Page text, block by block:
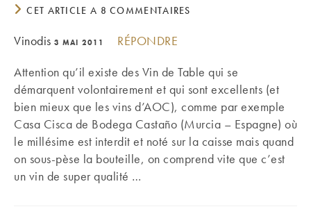
CET ARTICLE A 8 COMMENTAIRES
Vinodis 3 MAI 2011
RÉPONDRE
Attention qu’il existe des Vin de Table qui se
démarquent volontairement et qui sont excellents (et
bien mieux que les vins d’AOC), comme par exemple
Casa Cisca de Bodega Castaño (Murcia – Espagne) où
le millésime est interdit et noté sur la caisse mais quand
on sous-pèse la bouteille, on comprend vite que c’est
un vin de super qualité …